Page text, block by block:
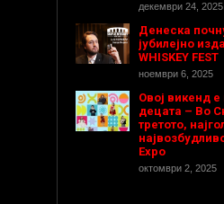
декември 24, 2025
Денеска
јубилејно
WHISKEY FEST
ноември 6, 2025
Овој викенд
децата – Во
третото,
Expo
октомври 2, 2025